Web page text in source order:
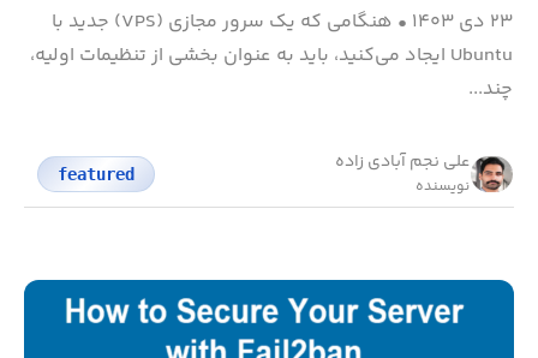
۲۳ دی ۱۴۰۳ •
هنگامی که یک سرور مجازی (VPS) جدید با
Ubuntu ایجاد می‌کنید، باید به عنوان بخشی از تنظیمات اولیه،
چند...
علی نجم آبادی زاده
نویسنده
featured